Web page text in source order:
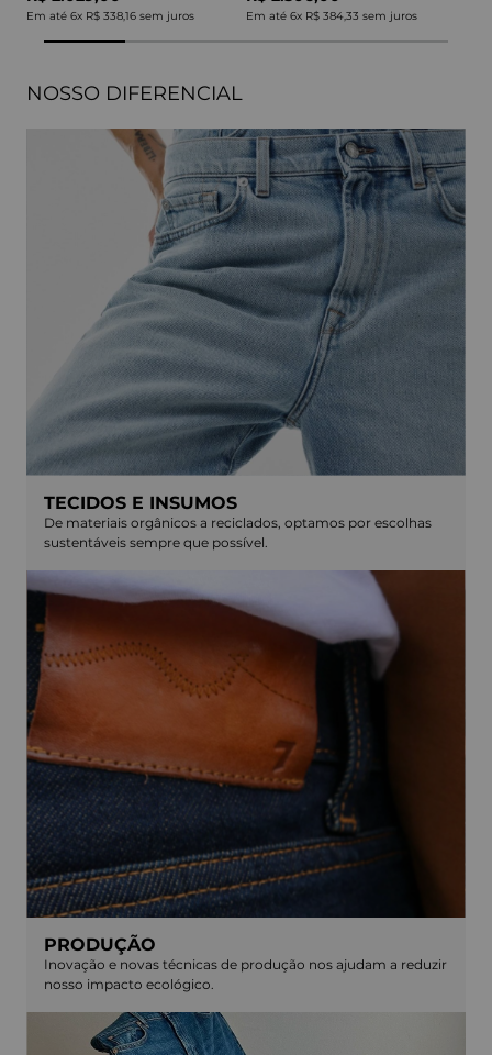
Em até 6x R$ 338,16 sem juros Em até 6x R$ 384,33 sem juros
NOSSO DIFERENCIAL
TECIDOS E INSUMOS
De materiais orgânicos a reciclados, optamos por escolhas
sustentáveis sempre que possível.
PRODUÇÃO
Inovação e novas técnicas de produção nos ajudam a reduzir
nosso impacto ecológico.